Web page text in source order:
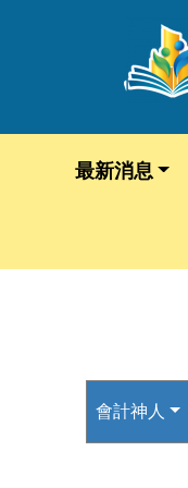
最新消息
會計神人